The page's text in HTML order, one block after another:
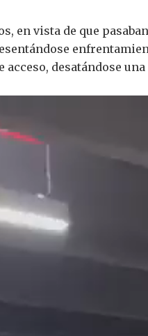
en vista de que
desatándose